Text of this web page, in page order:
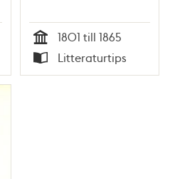
Tid
1801 till 1865
Typ
Litteraturtips